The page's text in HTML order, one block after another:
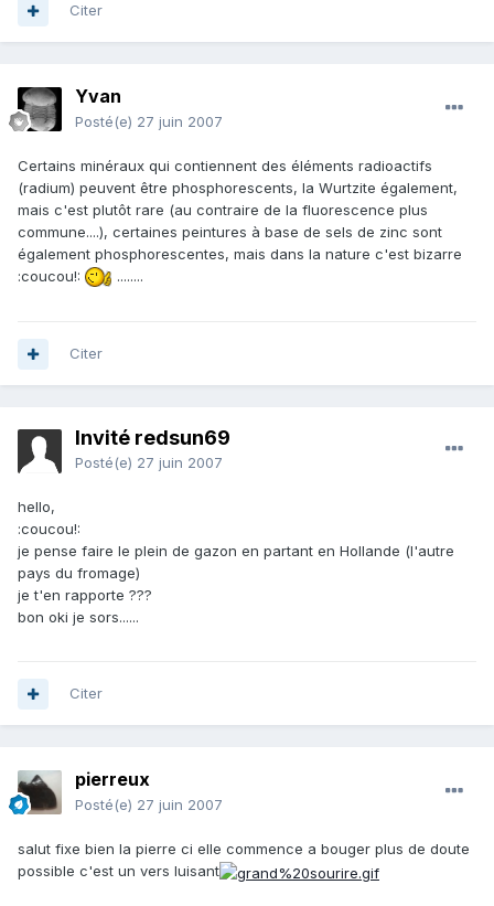
Citer
Yvan
Posté(e) 27 juin 2007
Certains minéraux qui contiennent des éléments radioactifs
(radium) peuvent être phosphorescents, la Wurtzite également,
mais c'est plutôt rare (au contraire de la fluorescence plus
commune....), certaines peintures à base de sels de zinc sont
également phosphorescentes, mais dans la nature c'est bizarre
:coucou!:
........
Citer
Invité redsun69
Posté(e) 27 juin 2007
hello,
:coucou!:
je pense faire le plein de gazon en partant en Hollande (l'autre
pays du fromage)
je t'en rapporte ???
bon oki je sors......
Citer
pierreux
Posté(e) 27 juin 2007
salut fixe bien la pierre ci elle commence a bouger plus de doute
possible c'est un vers luisant